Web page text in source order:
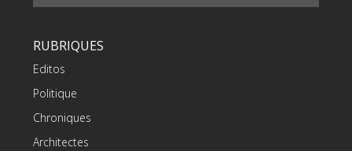
RUBRIQUES
Editos
Politique
Chroniques
Architectes